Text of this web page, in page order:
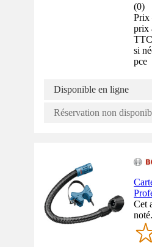
(0)
Prix
prix
si
pce
Disponible en ligne
Réservation non
Cet
noté.